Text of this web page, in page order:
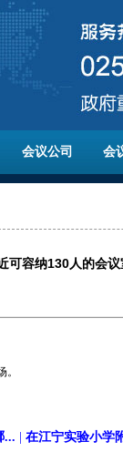
会议公司 会
可容纳130人的会议
... 在江宁实验小学